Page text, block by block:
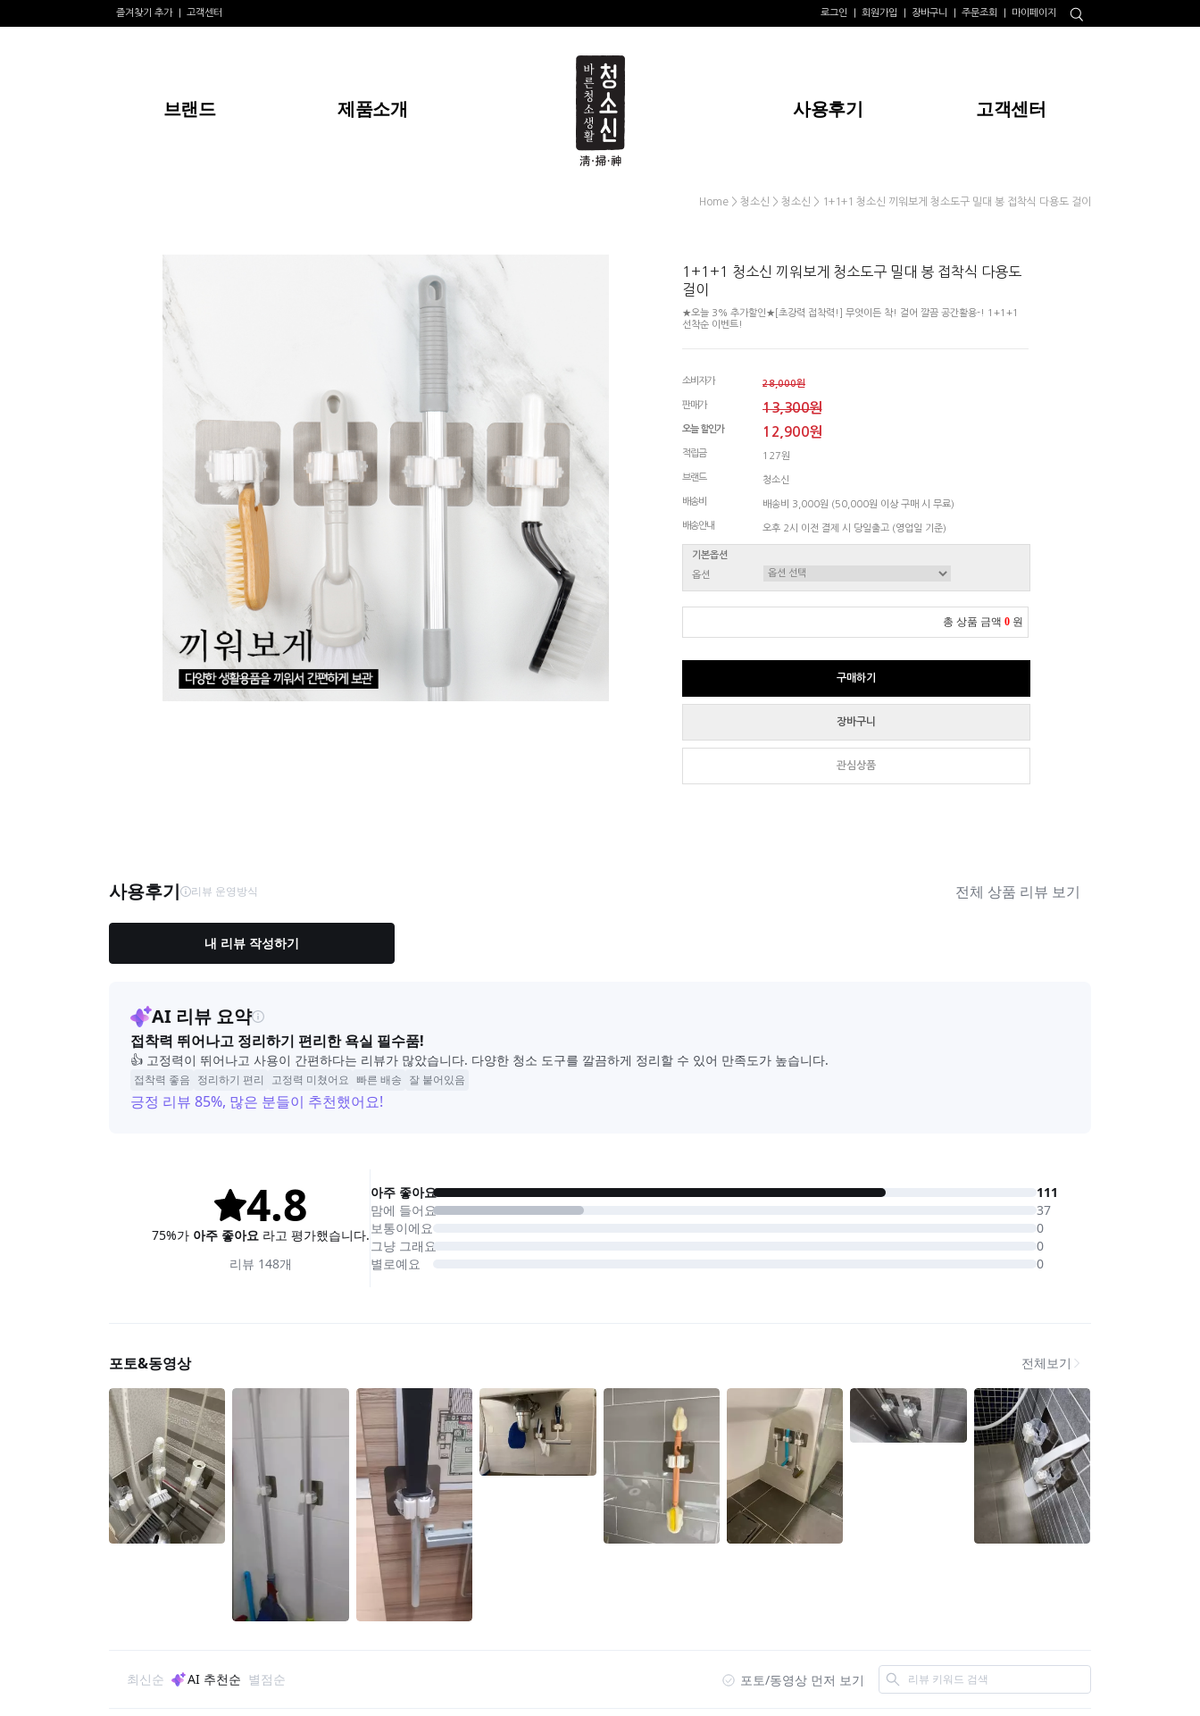
즐겨찾기 추가 고객센터 로그인 회원가입 장바구니 주문조회 마이페이지
브랜드 제품소개 사용후기 고객센터
Home > 청소신 > 청소신 > 1+1+1 청소신 끼워보게 청소도구 밀대 봉 접착식 다용도 걸이
1+1+1 청소신 끼워보게 청소도구 밀대 봉 접착식 다용도
걸이
★오늘 3% 추가할인★[초강력 접착력!] 무엇이든 착! 걸어 깔끔 공간활용-! 1+1+1
선착순 이벤트!
소비자가 28,000원
판매가 13,300원
오늘 할인가 12,900원
적립금 127원
브랜드 청소신
배송비 배송비 3,000원 (50,000원 이상 구매 시 무료)
배송안내 오후 2시 이전 결제 시 당일출고 (영업일 기준)
기본옵션
옵션
총 상품 금액 0 원
구매하기
장바구니
관심상품